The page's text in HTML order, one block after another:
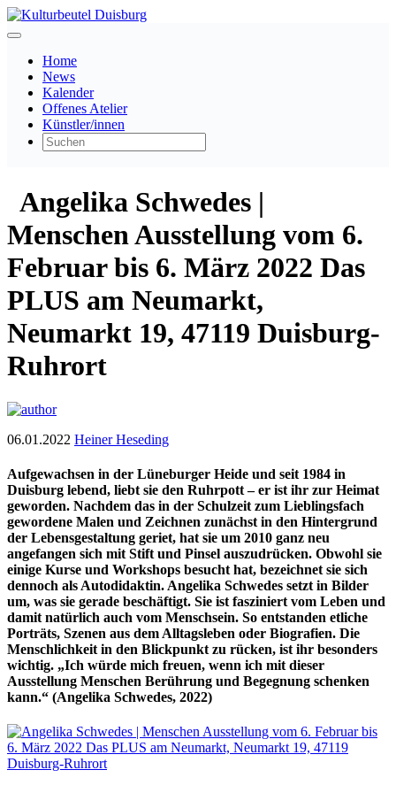
Home
News
Kalender
Offenes Atelier
Künstler/innen
Angelika Schwedes |
Menschen Ausstellung vom 6.
Februar bis 6. März 2022 Das
PLUS am Neumarkt,
Neumarkt 19, 47119 Duisburg-
Ruhrort
06.01.2022 Heiner Heseding
Aufgewachsen in der Lüneburger Heide und seit 1984 in
Duisburg lebend, liebt sie den Ruhrpott – er ist ihr zur Heimat
geworden. Nachdem das in der Schulzeit zum Lieblingsfach
gewordene Malen und Zeichnen zunächst in den Hintergrund
der Lebensgestaltung geriet, hat sie um 2010 ganz neu
angefangen sich mit Stift und Pinsel auszudrücken. Obwohl sie
einige Kurse und Workshops besucht hat, bezeichnet sie sich
dennoch als Autodidaktin. Angelika Schwedes setzt in Bilder
um, was sie gerade beschäftigt. Sie ist fasziniert vom Leben und
damit natürlich auch vom Menschsein. So entstanden etliche
Porträts, Szenen aus dem Alltagsleben oder Biografien. Die
Menschlichkeit in den Blickpunkt zu rücken, ist ihr besonders
wichtig. „Ich würde mich freuen, wenn ich mit dieser
Ausstellung Menschen Berührung und Begegnung schenken
kann.“ (Angelika Schwedes, 2022)